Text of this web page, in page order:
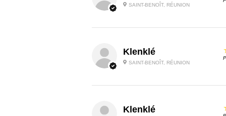
SAINT-BENOÎT, RÉUNION
Klenklé
SAINT-BENOÎT, RÉUNION
Klenklé